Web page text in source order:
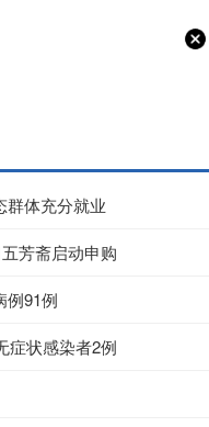
群体充分就业
芳斋启动申购
例91例
症状感染者2例